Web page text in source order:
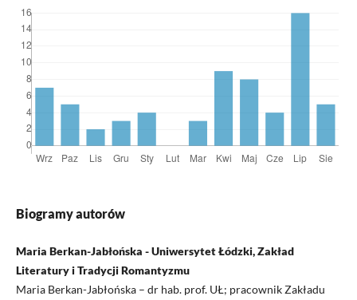
Biogramy autorów
Maria Berkan-Jabłońska - Uniwersytet Łódzki, Zakład
Literatury i Tradycji Romantyzmu
Maria Berkan-Jabłońska – dr hab. prof. UŁ; pracownik Zakładu